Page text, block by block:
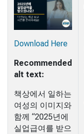
Download Here
Recommended
alt text:
책상에서 일하는
여성의 이미지와
함께 “2025년에
실업급여를 받으